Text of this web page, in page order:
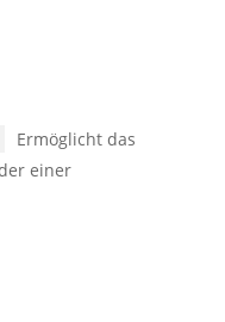
Ermöglicht das
einer